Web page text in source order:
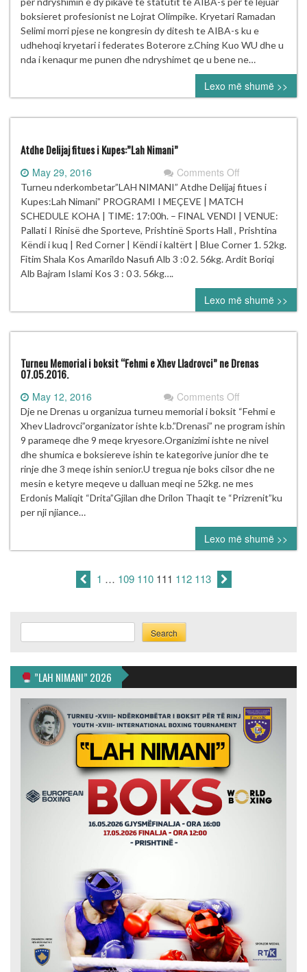
ne
Kongresin
e
AIBA-
s
në
Lozan
te
boksieret profesionist ne Lojrat Olimpike. Kryetari Ramadan
Selimi morri pjese ne kongresin dy ditesh te AIBA-s ku e
udhehoqi kryetari i federates Boterore z.Ching Kuo WU dhe u
nda i kenaqur me punen dhe ndryshimet qe u bene ne…
Lexo më shumë >>
Atdhe Delijaj fitues i Kupes:”Lah Nimani”
May 29, 2016 Comments Offon
Atdhe
Delijaj
fitues
i
Kupes:”Lah
Nimani”
Turneu nderkombetar”LAH NIMANI” Atdhe Delijaj fitues i
Kupes:Lah Nimani” PROGRAMI I MEÇEVE | MATCH
SCHEDULE KOHA | TIME: 17:00h. – FINAL VENDI | VENUE:
Pallati I Rinisë dhe Sporteve, Prishtinë Sports Hall , Prishtina
Këndi i kuq | Red Corner | Këndi i kaltërt | Blue Corner 1. 52kg.
Fitim Shala Kos Amarildo Nasufi Alb 3 :0 2. 56kg. Ardit Boriqi
Alb Bajram Islami Kos 3 : 0 3. 56kg….
Lexo më shumë >>
Turneu Memorial i boksit “Fehmi e Xhev Lladrovci” ne Drenas
07.05.2016.
May 12, 2016 Comments Offon
Turneu
Memorial
i
boksit
“Fehmi
e
Xhev
ne
Drenas
07.05.2016.
Dje ne Drenas u organizua turneu memorial i boksit “Fehmi e
Xhev Lladrovci”organizator ishte k.b.”Drenasi” ne program ishin
9 parameqe dhe 9 meqe kryesore.Organizimi ishte ne nivel
dhe shumica e boksiereve ishin te kategorive junior dhe te
rinje dhe 3 meqe ishin senior.U tregua nje boks cilsor dhe ne
mesin e ketyre meqeve u dalluan meqi ne 52kg. ne mes
Erdonis Maliqit “Drita”Gjilan dhe Drilon Thaqit te “Prizrenit”ku
per nji njiance…
Lexo më shumë >>
1 … 109 110 111 112 113
Search Search
”LAH NIMANI” 2026